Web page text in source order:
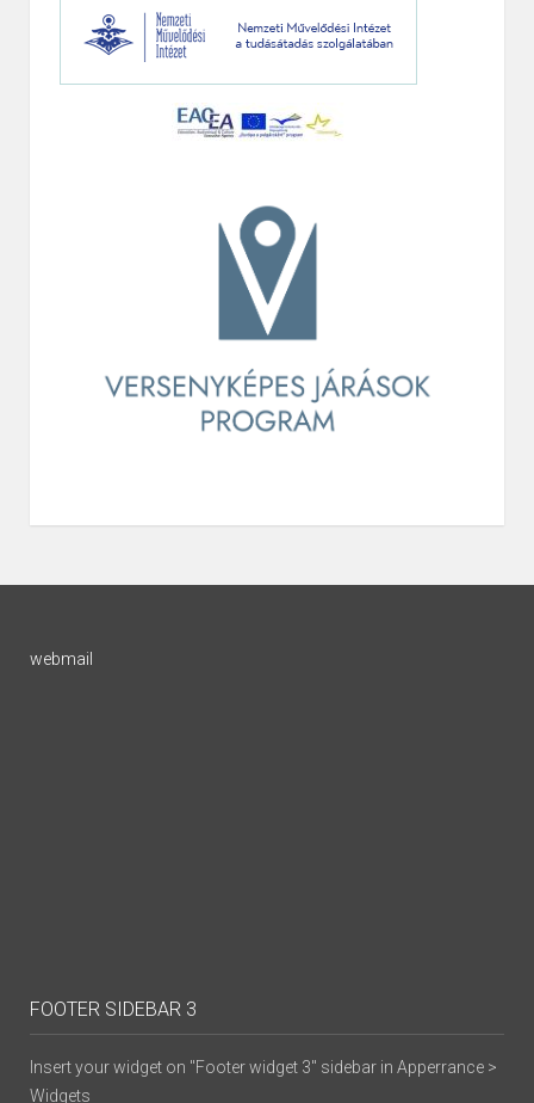
webmail
FOOTER SIDEBAR 3
Insert your widget on "Footer widget 3" sidebar in Apperrance >
Widgets